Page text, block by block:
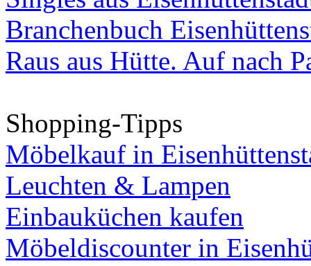
Branchenbuch
Raus aus Hütte. Auf nach
Shopping-Tipps
Möbelkauf in
Leuchten & Lampen
Einbauküchen kaufen
Möbeldiscounter in